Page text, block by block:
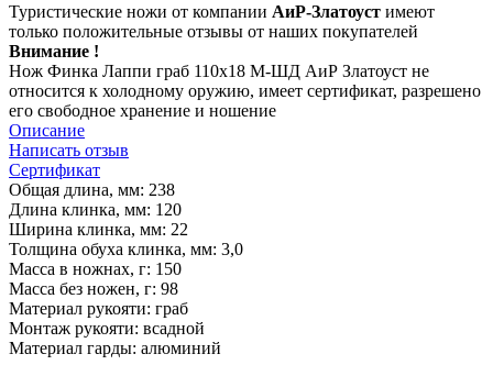
Туристические ножи от компании АиР-Златоуст имеют
только положительные отзывы от наших покупателей
Внимание !
Нож Финка Лаппи граб 110х18 М-ШД АиР Златоуст не
относится к холодному оружию, имеет сертификат, разрешено
его свободное хранение и ношение
Описание
Написать отзыв
Сертификат
Общая длина, мм: 238
Длина клинка, мм: 120
Ширина клинка, мм: 22
Толщина обуха клинка, мм: 3,0
Масса в ножнах, г: 150
Масса без ножен, г: 98
Материал рукояти: граб
Монтаж рукояти: всадной
Материал гарды: алюминий